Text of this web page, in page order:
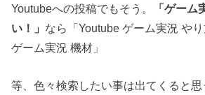
Youtubeへの投稿でもそう。
「ゲーム
い！」 なら「Youtube ゲーム実況 や
ゲーム実況 機材」
等、色々検索したい事は出てくると思